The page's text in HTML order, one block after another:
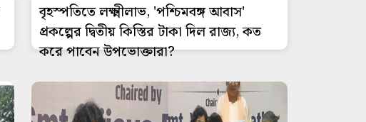
বৃহস্পতিতে লক্ষ্মীলাভ, 'পশ্চিমবঙ্গ আবাস'
প্রকল্পের দ্বিতীয় কিস্তির টাকা দিল রাজ্য, কত
করে পাবেন উপভোক্তারা?